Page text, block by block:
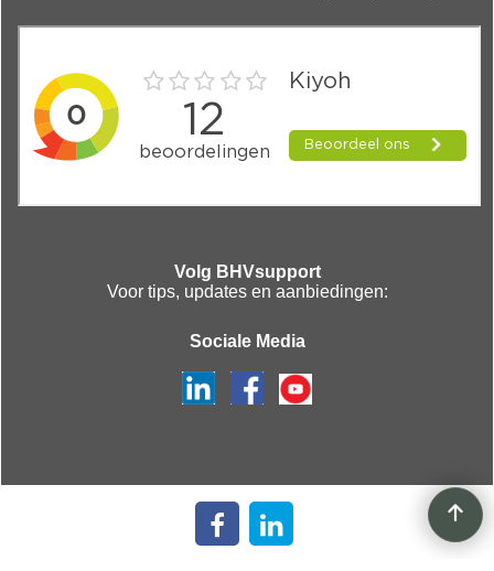
Volg BHVsupport
Voor tips, updates en aanbiedingen:
Sociale Media